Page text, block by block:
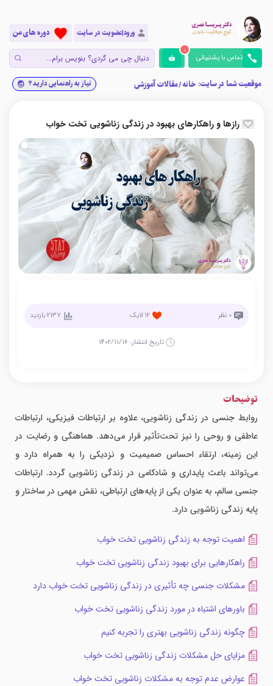
ورود|عضویت در سایت دوره های من
تماس با پشتیبانی
0
موقعیت شما در سایت: خانه/مقالات آموزشی نیاز به راهنمایی دارید؟
رازها و راهکارهای بهبود در زندگی زناشویی تخت خواب
0 نظر 12 لایک 2137بازدید
تاریخ انتشار: 1402/11/16
توضیحات
روابط جنسی در زندگی زناشویی، علاوه بر ارتباطات فیزیکی، ارتباطات
عاطفی و روحی را نیز تحت‌تأثیر قرار می‌دهد. هماهنگی و رضایت در
این زمینه، ارتقاء احساس صمیمیت و نزدیکی را به همراه دارد و
می‌تواند باعث پایداری و شادکامی در زندگی زناشویی گردد. ارتباطات
جنسی سالم، به عنوان یکی از پایه‌های ارتباطی، نقش مهمی در ساختار و
پایه زندگی زناشویی دارد.
اهمیت توجه به زندگی زناشویی تخت خواب
راهکارهایی برای بهبود زندگی زناشویی تخت خواب
مشکلات جنسی چه تأثیری در زندگی زناشویی تخت خواب دارد
باورهای اشتباه در مورد زندگی زناشویی تخت خواب
چگونه زندگی زناشویی بهتری را تجربه کنیم
مزایای حل مشکلات زندگی زناشویی تخت خواب
عوارض عدم توجه به مشکلات زناشویی تخت خواب